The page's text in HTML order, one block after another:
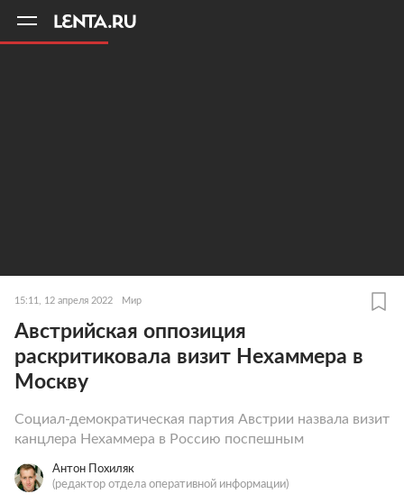
15:11, 12 апреля 2022 Мир
Австрийская оппозиция
раскритиковала визит Нехаммера в
Москву
Социал-демократическая партия Австрии назвала визит
канцлера Нехаммера в Россию поспешным
Антон Похиляк
(редактор отдела оперативной информации)